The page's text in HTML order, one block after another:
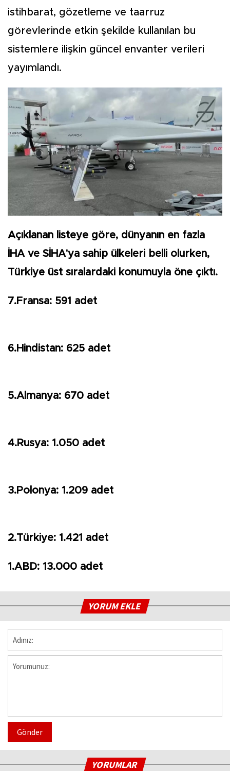
istihbarat, gözetleme ve taarruz
görevlerinde etkin şekilde kullanılan bu
sistemlere ilişkin güncel envanter verileri
yayımlandı.
Açıklanan listeye göre, dünyanın en fazla
İHA ve SİHA'ya sahip ülkeleri belli olurken,
Türkiye üst sıralardaki konumuyla öne çıktı.
7.Fransa: 591 adet
6.Hindistan: 625 adet
5.Almanya: 670 adet
4.Rusya: 1.050 adet
3.Polonya: 1.209 adet
2.Türkiye: 1.421 adet
1.ABD: 13.000 adet
YORUM EKLE
Gönder
YORUMLAR